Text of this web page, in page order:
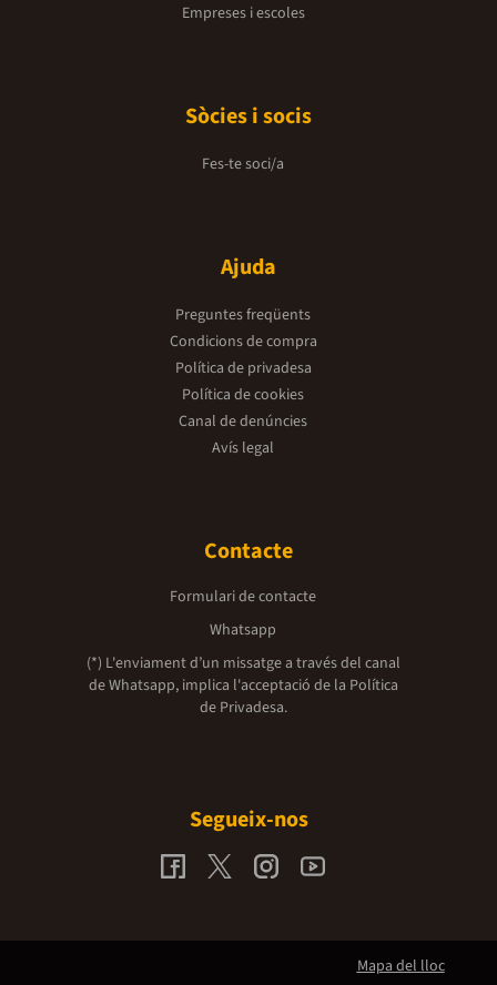
Empreses i escoles
Sòcies i socis
Fes-te soci/a
Ajuda
Preguntes freqüents
Condicions de compra
Política de privadesa
Política de cookies
Canal de denúncies
Avís legal
Contacte
Formulari de contacte
Whatsapp
(*) L'enviament d’un missatge a través del canal
de Whatsapp, implica l'acceptació de la Política
de Privadesa.
Segueix-nos
Mapa del lloc